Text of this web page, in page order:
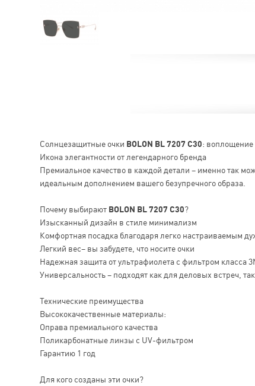
Солнцезащитные очки BOLON BL 7207 C30: воплощение
Икона элегантности от легендарного бренда
Премиальное качество в каждой детали – именно так
идеальным дополнением вашего безупречного образа.
Почему выбирают BOLON BL 7207 C30?
Изысканный дизайн в стиле минимализм
Комфортная посадка благодаря легко настраиваемым
Легкий вес– вы забудете, что носите очки
Надежная защита от ультрафиолета с фильтром класса
Универсальность – подходят как для деловых встреч,
Технические преимущества
Высококачественные материалы:
Оправа премиального качества
Поликарбонатные линзы с UV-фильтром
Гарантию 1 год
Для кого созданы эти очки?